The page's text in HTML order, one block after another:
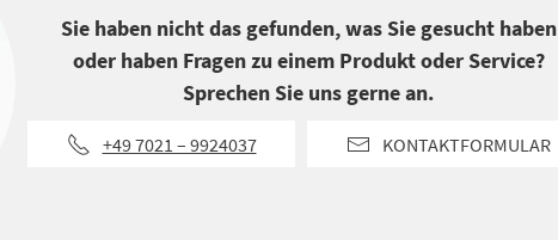
Sie haben nicht das gefunden, was Sie gesucht haben
oder haben Fragen zu einem Produkt oder Service?
Sprechen Sie uns gerne an.
+49 7021 – 9924037 KONTAKTFORMULAR